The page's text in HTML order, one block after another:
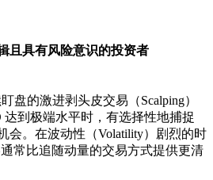
且具有风险意识的投资者
盘的激进剥头皮交易（Scalping）
到极端水平时，有选择性地捕捉
会。在波动性（Volatility）剧烈的时
通常比追随动量的交易方式提供更清